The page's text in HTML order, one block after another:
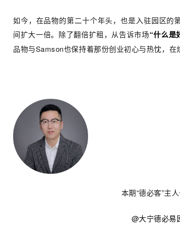
如今，在品物的第二十个年头，也是入驻园区的
间扩大一倍。 除了翻倍扩租，从告诉市场“什么是
品物与Samson也保持着那份创业初心与热忱，在
本期“德必客”主人
@大宁德必易